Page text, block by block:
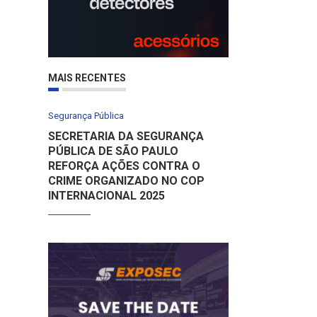
MAIS RECENTES
Segurança Pública
SECRETARIA DA SEGURANÇA
PÚBLICA DE SÃO PAULO
REFORÇA AÇÕES CONTRA O
CRIME ORGANIZADO NO COP
INTERNACIONAL 2025